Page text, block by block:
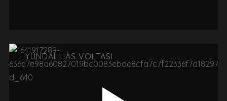
HYUNDAI – ÀS VOLTAS!